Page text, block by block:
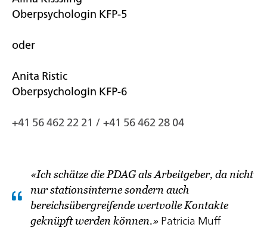
Oberpsychologin KFP-5
oder
Anita Ristic
Oberpsychologin KFP-6
+41 56 462 22 21 / +41 56 462 28 04
«Ich schätze die PDAG als Arbeitgeber, da nicht
nur stationsinterne sondern auch
bereichsübergreifende wertvolle Kontakte
geknüpft werden können.» Patricia Muff